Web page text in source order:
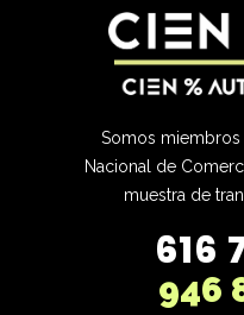
Somos miembros
Nacional de
muestra de
616
946